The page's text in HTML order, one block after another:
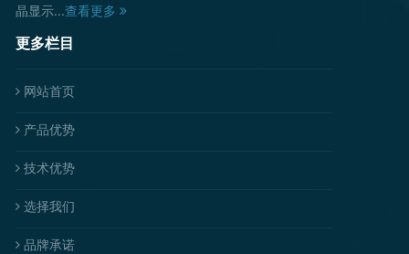
晶显示...查看更多
更多栏目
网站首页
产品优势
技术优势
选择我们
品牌承诺